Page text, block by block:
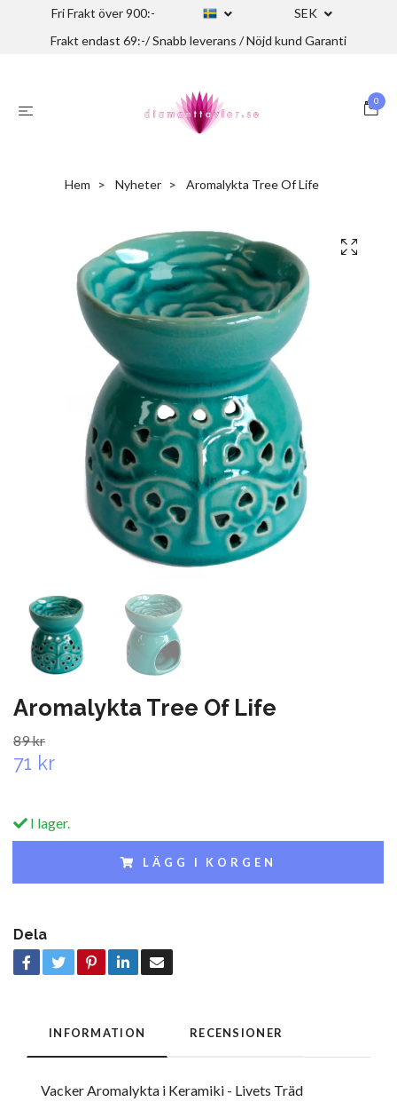
Fri Frakt över 900:-
SEK
Frakt endast 69:-/ Snabb leverans / Nöjd kund Garanti
0
Hem Nyheter Aromalykta Tree Of Life
Aromalykta Tree Of Life
89 kr
71 kr
I lager.
LÄGG I KORGEN
Dela
INFORMATION RECENSIONER
Vacker Aromalykta i Keramiki - Livets Träd